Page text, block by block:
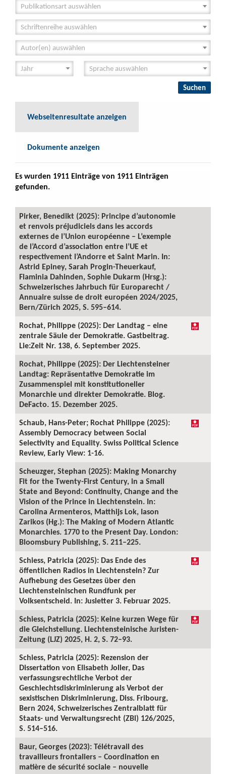
Publikationsart auswählen
Schriftenreihe auswählen
Autor(en) auswählen
Webseitenresultate anzeigen
Dokumente anzeigen
Es wurden 1911 Einträge von 1911 Einträgen
gefunden.
Pirker, Benedikt (2025): Principe d’autonomie
et renvois préjudiciels dans les accords
externes de l’Union européenne – L’exemple
de l’Accord d’association entre l’UE et
respectivement l’Andorre et Saint Marin. In:
Astrid Epiney, Sarah Progin-Theuerkauf,
Flaminia Dahinden, Sophie Dukarm (Hrsg.):
Schweizerisches Jahrbuch für Europarecht /
Annuaire suisse de droit européen 2024/2025,
Bern/Zürich 2025, S. 595–614.
Rochat, Philippe (2025): Der Landtag – eine
zentrale Säule der Demokratie. Gastbeitrag.
Lie:Zeit Nr. 138, 6. September 2025.
Rochat, Philippe (2025): Der Liechtensteiner
Landtag: Repräsentative Demokratie im
Zusammenspiel mit konstitutioneller
Monarchie und direkter Demokratie. Blog.
DeFacto. 15. Dezember 2025.
Schaub, Hans-Peter; Rochat Philippe (2025):
Assembly Democracy between Social
Selectivity and Equality. Swiss Political Science
Review, Early View: 1-16.
Scheuzger, Stephan (2025): Making Monarchy
Fit for the Twenty-First Century, in a Small
State and Beyond: Continuity, Change and the
Vision of the Prince in Liechtenstein. In:
Carolina Armenteros, Matthijs Lok, Iason
Zarikos (Hg.): The Making of Modern Atlantic
Monarchies. 1770 to the Present Day. London:
Bloomsbury Publishing, S. 211–225.
Schiess, Patricia (2025): Das Ende des
öffentlichen Radios in Liechtenstein? Zur
Aufhebung des Gesetzes über den
Liechtensteinischen Rundfunk per
Volksentscheid. In: Jusletter 3. Februar 2025.
Schiess, Patricia (2025): Keine kurzen Wege für
die Gleichstellung. Liechtensteinische Juristen-
Zeitung (LJZ) 2025, H. 2, S. 72–93.
Schiess, Patricia (2025): Rezension der
Dissertation von Elisabeth Joller, Das
verfassungsrechtliche Verbot der
Geschlechtsdiskriminierung als Verbot der
sexistischen Diskriminierung, Diss. Fribourg,
Bern 2024, Schweizerisches Zentralblatt für
Staats- und Verwaltungsrecht (ZBl) 126/2025,
S. 514–516.
Baur, Georges (2023): Télétravail des
travailleurs frontaliers – Coordination en
matière de sécurité sociale – nouvelle